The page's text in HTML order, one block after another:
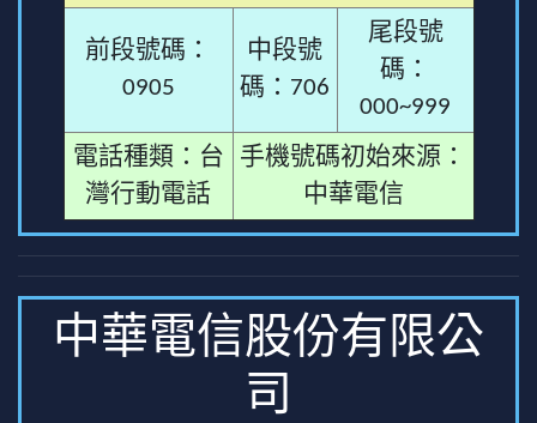
前段號碼：
0905
中段號
碼：706
尾段號
碼：
000~999
電話種類：台
灣行動電話
手機號碼初始來源：
中華電信
中華電信股份有限公
司